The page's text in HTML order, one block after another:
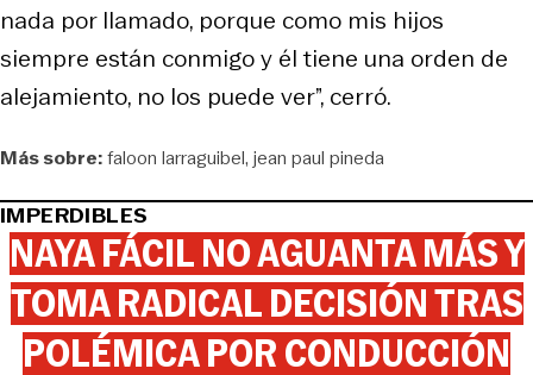
nada por llamado, porque como mis hijos
siempre están conmigo y él tiene una orden de
alejamiento, no los puede ver”, cerró.
Más sobre:faloon larraguibel jean paul pineda
IMPERDIBLES
NAYA FÁCIL NO AGUANTA MÁS Y
TOMA RADICAL DECISIÓN TRAS
POLÉMICA POR CONDUCCIÓN